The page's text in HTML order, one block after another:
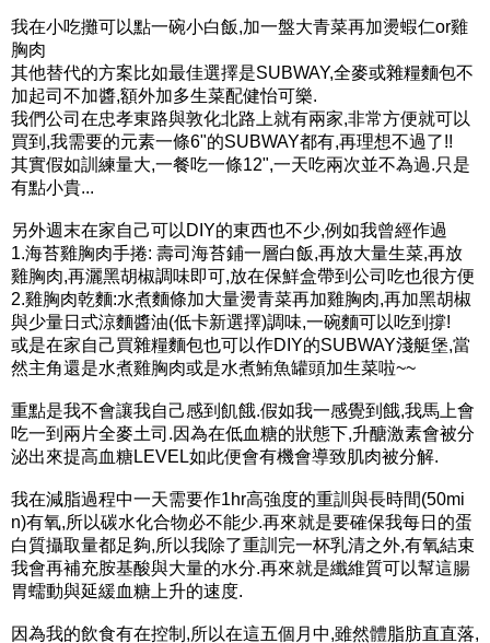
我在小吃攤可以點一碗小白飯,加一盤大青菜再加燙蝦仁or雞
胸肉
其他替代的方案比如最佳選擇是SUBWAY,全麥或雜糧麵包不
加起司不加醬,額外加多生菜配健怡可樂.
我們公司在忠孝東路與敦化北路上就有兩家,非常方便就可以
買到,我需要的元素一條6"的SUBWAY都有,再理想不過了!!
其實假如訓練量大,一餐吃一條12",一天吃兩次並不為過.只是
有點小貴...
另外週末在家自己可以DIY的東西也不少,例如我曾經作過
1.海苔雞胸肉手捲: 壽司海苔鋪一層白飯,再放大量生菜,再放
雞胸肉,再灑黑胡椒調味即可,放在保鮮盒帶到公司吃也很方便
2.雞胸肉乾麵:水煮麵條加大量燙青菜再加雞胸肉,再加黑胡椒
與少量日式涼麵醬油(低卡新選擇)調味,一碗麵可以吃到撐!
或是在家自己買雜糧麵包也可以作DIY的SUBWAY淺艇堡,當
然主角還是水煮雞胸肉或是水煮鮪魚罐頭加生菜啦~~
重點是我不會讓我自己感到飢餓.假如我一感覺到餓,我馬上會
吃一到兩片全麥土司.因為在低血糖的狀態下,升醣激素會被分
泌出來提高血糖LEVEL如此便會有機會導致肌肉被分解.
我在減脂過程中一天需要作1hr高強度的重訓與長時間(50mi
n)有氧,所以碳水化合物必不能少.再來就是要確保我每日的蛋
白質攝取量都足夠,所以我除了重訓完一杯乳清之外,有氧結束
我會再補充胺基酸與大量的水分.再來就是纖維質可以幫這腸
胃蠕動與延緩血糖上升的速度.
因為我的飲食有在控制,所以在這五個月中,雖然體脂肪直直落,